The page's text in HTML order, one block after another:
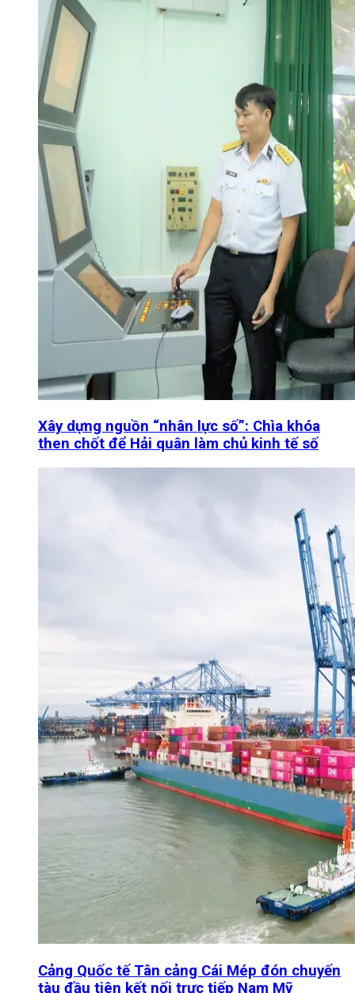
Xây dựng nguồn “nhân lực số”: Chìa khóa
then chốt để Hải quân làm chủ kinh tế số
Cảng Quốc tế Tân cảng Cái Mép đón chuyến
tàu đầu tiên kết nối trực tiếp Nam Mỹ